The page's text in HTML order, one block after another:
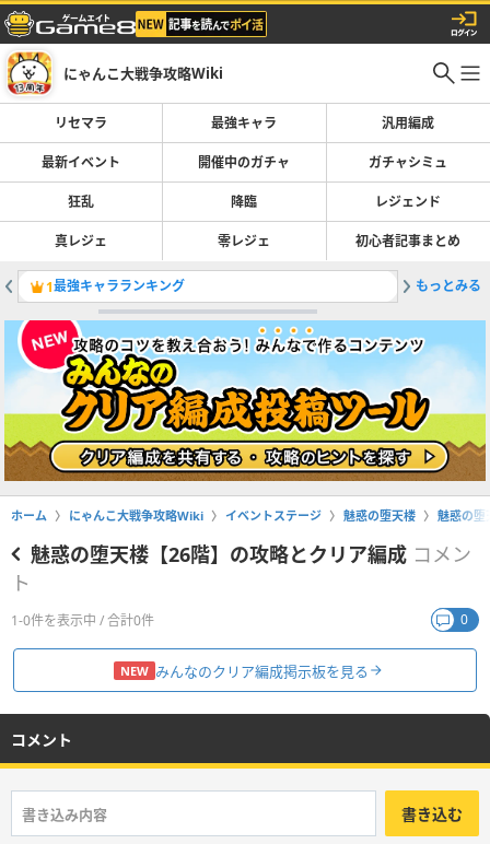
にゃんこ大戦争攻略Wiki
リセマラ 最強キャラ 汎用編成
最新イベント 開催中のガチャ ガチャシミュ
狂乱 降臨 レジェンド
真レジェ 零レジェ 初心者記事まとめ
1最強キャラランキング 2
もっとみる
ホーム にゃんこ大戦争攻略Wiki イベントステージ 魅惑の堕天楼 魅惑の堕
魅惑の堕天楼【26階】の攻略とクリア編成 コメン
ト
1-0件を表示中 / 合計0件 0
NEW みんなのクリア編成掲示板を見る
コメント
書き込む